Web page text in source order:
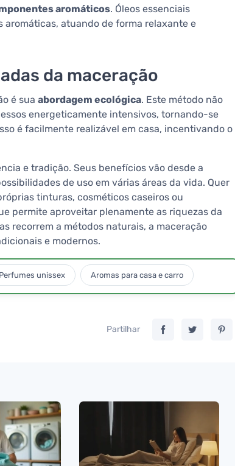
aromáticos. Óleos essenciais
aromáticas, atuando de forma relaxante e
da maceração
é sua abordagem ecológica. Este método não
energeticamente intensivos, tornando-se
é facilmente realizável em casa, incentivando o
e tradição. Seus benefícios vão desde a
de uso em várias áreas da vida. Quer
tinturas, cosméticos caseiros ou
permite aproveitar plenamente as riquezas da
recorrem a métodos naturais, a maceração
e modernos.
Perfumes unissex Aromas para casa e carro
Partilhar